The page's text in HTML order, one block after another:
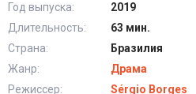
Год выпуска:
2019
Длительность:
63 мин.
Страна:
Бразилия
Жанр:
Драма
Режиссер:
Sérgio Borges